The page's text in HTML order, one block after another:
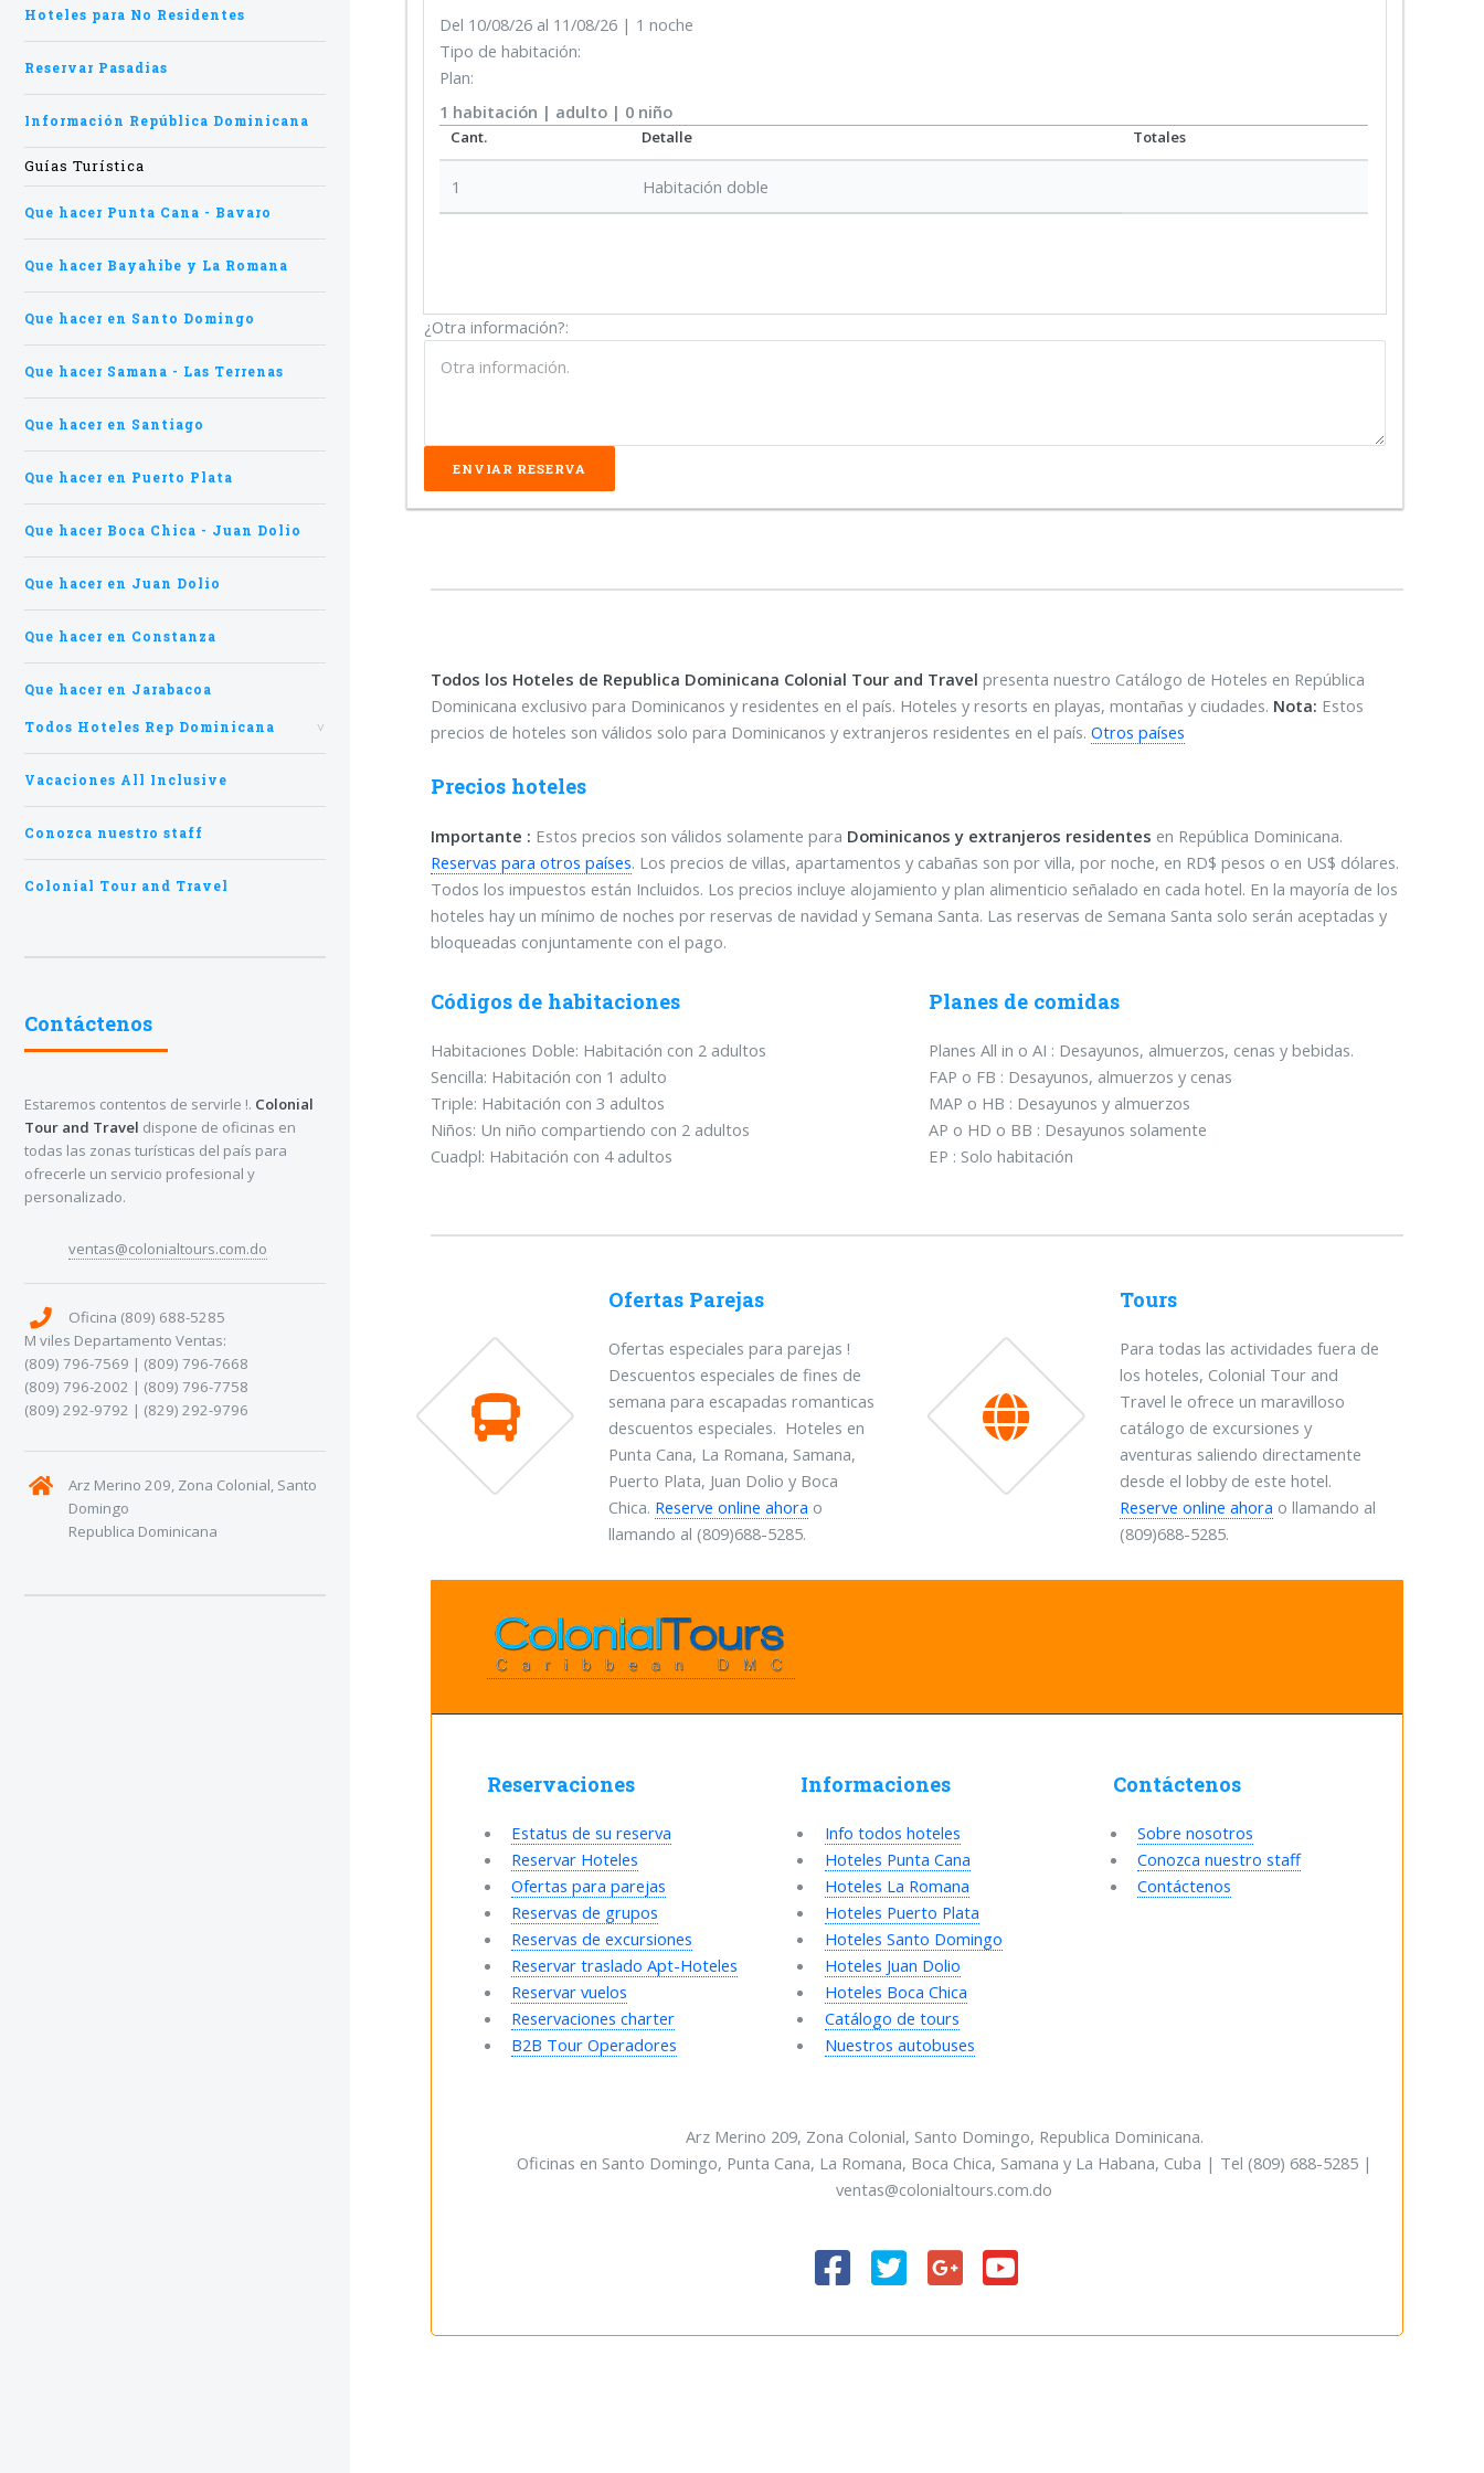
Del 10/08/26 al 11/08/26 | 1noche
Tipo de habitación:
Plan:
1 habitación | adulto | 0 niño
Cant. Detalle Totales
1 Habitación doble
¿Otra información?:
Todos los Hoteles de Republica Dominicana Colonial Tour and Travelpresenta nuestro Catálogo de Hoteles en República
Dominicana exclusivo para Dominicanos y residentes en el país. Hoteles y resorts en playas, montañas y ciudades. Nota: Estos
precios de hoteles son válidos solo para Dominicanos y extranjeros residentes en el país.Otros países
Precios hoteles
Importante : Estos precios son válidos solamente para Dominicanos y extranjeros residentes en República Dominicana.
Reservas para otros países. Los precios de villas, apartamentos y cabañas son por villa, por noche, en RD$ pesos o en US$ dólares.
Todos los impuestos están Incluidos. Los precios incluye alojamiento y plan alimenticio señalado en cada hotel. En la mayoría de los
hoteles hay un mínimo de noches por reservas de navidad y Semana Santa. Las reservas de Semana Santa solo serán aceptadas y
bloqueadas conjuntamente con el pago.
Códigos de habitaciones
Habitaciones Doble: Habitación con 2 adultos
Sencilla: Habitación con 1 adulto
Triple: Habitación con 3 adultos
Niños: Un niño compartiendo con 2 adultos
Cuadpl: Habitación con 4 adultos
Planes de comidas
Planes All in o AI : Desayunos, almuerzos, cenas y bebidas.
FAP o FB : Desayunos, almuerzos y cenas
MAP o HB : Desayunos y almuerzos
AP o HD o BB : Desayunos solamente
EP : Solo habitación
Ofertas Parejas
Ofertas especiales para parejas !
Descuentos especiales de fines de
semana para escapadas romanticas
descuentos especiales. Hoteles en
Punta Cana, La Romana, Samana,
Puerto Plata, Juan Dolio y Boca
Chica. Reserve online ahora o
llamando al (809)688-5285.
Tours
Para todas las actividades fuera de
los hoteles, Colonial Tour and
Travel le ofrece un maravilloso
catálogo de excursiones y
aventuras saliendo directamente
desde el lobby de este hotel.
Reserve online ahora o llamando al
(809)688-5285.
Reservaciones
Estatus de su reserva
Reservar Hoteles
Ofertas para parejas
Reservas de grupos
Reservas de excursiones
Reservar traslado Apt-Hoteles
Reservar vuelos
Reservaciones charter
B2B Tour Operadores
Informaciones
Info todos hoteles
Hoteles Punta Cana
Hoteles La Romana
Hoteles Puerto Plata
Hoteles Santo Domingo
Hoteles Juan Dolio
Hoteles Boca Chica
Catálogo de tours
Nuestros autobuses
Contáctenos
Sobre nosotros
Conozca nuestro staff
Contáctenos
Arz Merino 209, Zona Colonial, Santo Domingo, Republica Dominicana.
Oficinas en Santo Domingo, Punta Cana, La Romana, Boca Chica, Samana y La Habana, Cuba | Tel (809) 688-5285 |
ventas@colonialtours.com.do
Hoteles para No Residentes
Reservar Pasadias
Información República Dominicana
Guías Turística
Que hacer Punta Cana - Bavaro
Que hacer Bayahibe y La Romana
Que hacer en Santo Domingo
Que hacer Samana - Las Terrenas
Que hacer en Santiago
Que hacer en Puerto Plata
Que hacer Boca Chica - Juan Dolio
Que hacer en Juan Dolio
Que hacer en Constanza
Que hacer en Jarabacoa
Todos Hoteles Rep Dominicana
Vacaciones All Inclusive
Conozca nuestro staff
Colonial Tour and Travel
Contáctenos
Estaremos contentos de servirle !. Colonial
Tour and Travel dispone de oficinas en
todas las zonas turísticas del país para
ofrecerle un servicio profesional y
personalizado.
ventas@colonialtours.com.do
Oficina (809) 688-5285
M viles Departamento Ventas:
(809) 796-7569 | (809) 796-7668
(809) 796-2002 | (809) 796-7758
(809) 292-9792 | (829) 292-9796
Arz Merino 209, Zona Colonial, Santo
Domingo
Republica Dominicana